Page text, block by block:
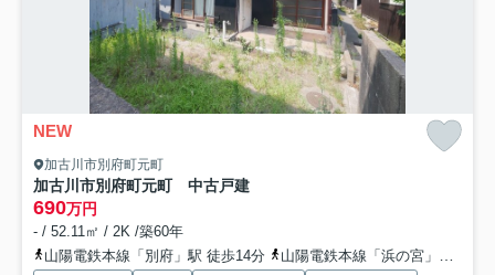
NEW
加古川市別府町元町
加古川市別府町元町 中古戸建
690万円
- / 52.11㎡ / 2K /築60年
山陽電鉄本線「別府」駅 徒歩14分
山陽電鉄本線「浜の宮」駅 徒歩30分